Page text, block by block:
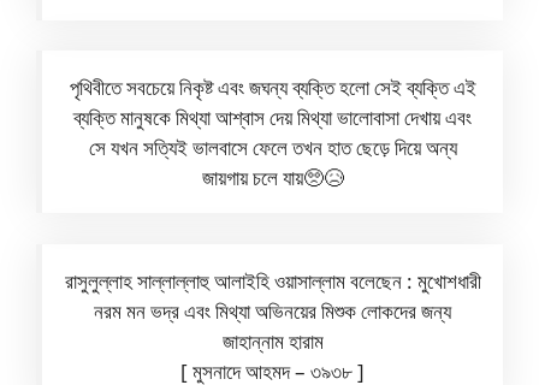
পৃথিবীতে সবচেয়ে নিকৃষ্ট এবং জঘন্য ব্যক্তি হলো সেই ব্যক্তি এই
ব্যক্তি মানুষকে মিথ্যা আশ্বাস দেয় মিথ্যা ভালোবাসা দেখায় এবং
সে যখন সত্যিই ভালবাসে ফেলে তখন হাত ছেড়ে দিয়ে অন্য
জায়গায় চলে যায়🥺😥
রাসুলুল্লাহ সাল্লাল্লাহু আলাইহি ওয়াসাল্লাম বলেছেন : মুখোশধারী
নরম মন ভদ্র এবং মিথ্যা অভিনয়ের মিশুক লোকদের জন্য
জাহান্নাম হারাম
[ মুসনাদে আহমদ – ৩৯৩৮ ]